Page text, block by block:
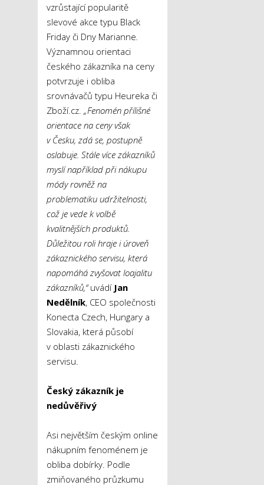
vzrůstající popularitě
slevové akce typu Black
Friday či Dny Marianne
Významnou orientaci
českého zákazníka na ceny
potvrzuje i obliba
srovnávačů typu Heureka či
Zboží.cz. „Fenomén přílišné
orientace na ceny však
v Česku, zdá se, postupně
oslabuje. Stále více zákazníků
myslí například při nákupu
módy rovněž na
problematiku udržitelnosti,
což je vede k volbě
kvalitnějších produktů.
Důležitou roli hraje i úroveň
zákaznického servisu, která
napomáhá zvyšovat loajalitu
zákazníků,“uvádí Jan
Nedělník, CEO společnosti
Konecta Czech, Hungary a
Slovakia, která působí
v oblasti zákaznického
servisu.
Český zákazník je
nedůvěřivý
Asi největším českým online
nákupním fenoménem je
obliba dobírky. Podle
zmiňovaného průzkumu